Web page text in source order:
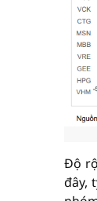
Độ
đây,